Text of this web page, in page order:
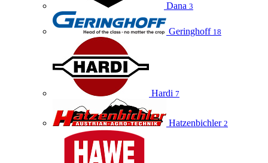
Dana 3
Geringhoff 18
Hardi 7
Hatzenbichler 2